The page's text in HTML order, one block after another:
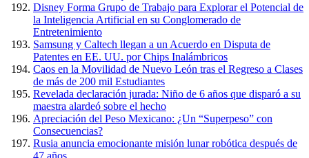
Disney Forma Grupo de Trabajo para Explorar el Potencial de
la Inteligencia Artificial en su Conglomerado de
Entretenimiento
Samsung y Caltech llegan a un Acuerdo en Disputa de
Patentes en EE. UU. por Chips Inalámbricos
Caos en la Movilidad de Nuevo León tras el Regreso a Clases
de más de 200 mil Estudiantes
Revelada declaración jurada: Niño de 6 años que disparó a su
maestra alardeó sobre el hecho
Apreciación del Peso Mexicano: ¿Un “Superpeso” con
Consecuencias?
Rusia anuncia emocionante misión lunar robótica después de
47 años